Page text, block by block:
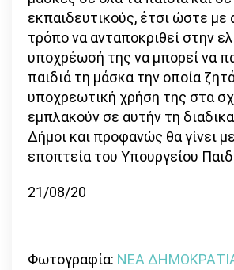
εκπαιδευτικούς, έτσι ώστε με
τρόπο να ανταποκριθεί στην
υποχρέωσή της να μπορεί να
παιδιά τη μάσκα την οποία
υποχρεωτική χρήση της στα
εμπλακούν σε αυτήν τη
Δήμοι και προφανώς θα γίνει
εποπτεία του Υπουργείου
21/08/20
Φωτογραφία: ΝΕΑ